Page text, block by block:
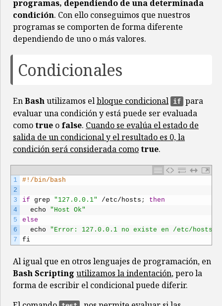
programas, dependiendo de una determinada
condición. Con ello conseguimos que nuestros
programas se comporten de forma diferente
dependiendo de uno o más valores.
Condicionales
EnBashutilizamos elbloque condicional if para
evaluar una condición y está puede ser evaluada
comotrue o false. Cuando se evalúa el estado de
salida de un condicional y el resultado es 0, la
condición será considerada comotrue.
1
2
3
4
5
6
7
#!/bin/bash
if grep "127.0.0.1" /etc/ hosts ;
then
echo
"Host Ok"
else
echo
"Error: 127.0.0.1 no existe en /etc/hosts"
fi
Al igual que en otros lenguajes de programación, en
Bash Scripting utilizamos la indentación, pero la
forma de escribir el condicional puede diferir.